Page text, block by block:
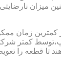
میزان
کمترین زمان
کمتر شرکتی
تا قطعه را